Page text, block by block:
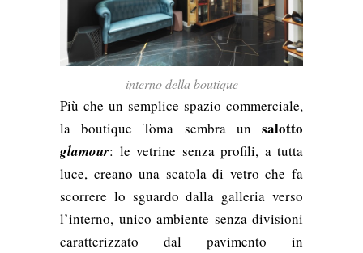
interno della boutique
Più che un semplice spazio commerciale,
la boutique Toma sembra un salotto
glamour: le vetrine senza profili, a tutta
luce, creano una scatola di vetro che fa
scorrere lo sguardo dalla galleria verso
l’interno, unico ambiente senza divisioni
caratterizzato dal pavimento in